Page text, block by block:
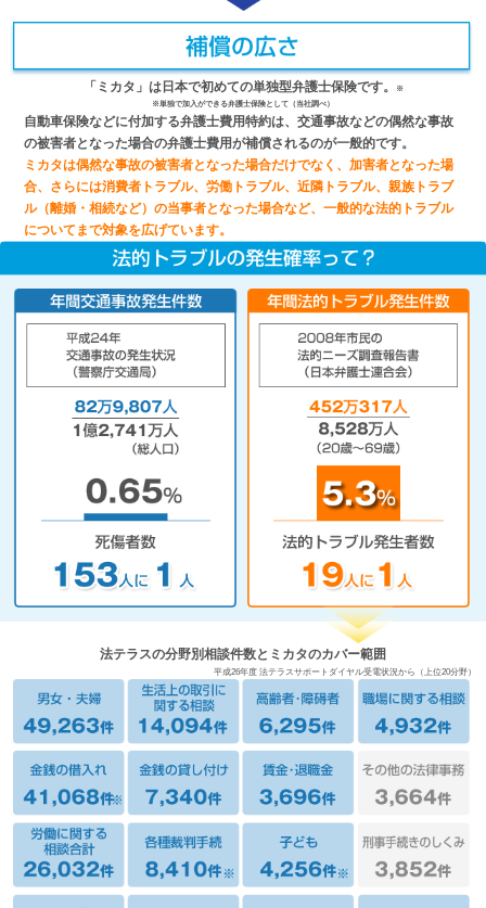
「ミカタ」は日本で初めての単独型弁護士保険です。
※
※単独で加入ができる弁護士保険として（当社調べ）
自動車保険などに付加する弁護士費用特約は、交通事故などの偶然な事故
の被害者となった場合の弁護士費用が補償されるのが一般的です。
ミカタは偶然な事故の被害者となった場合だけでなく、加害者となった場
合、さらには消費者トラブル、労働トラブル、近隣トラブル、親族トラブ
ル（離婚・相続など）の当事者となった場合など、一般的な法的トラブル
についてまで対象を広げています。
法テラスの分野別相談件数とミカタのカバー範囲
平成26年度 法テラスサポートダイヤル受電状況から（上位20分野）